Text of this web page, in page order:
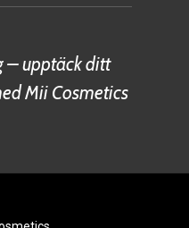
– upptäck ditt
Mii Cosmetics